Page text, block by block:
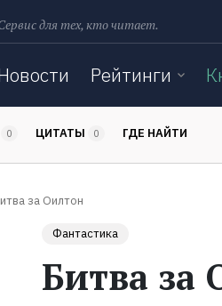
для тех, кто читает.
Рейтинги
0 ЦИТАТЫ 0 ГДЕ НАЙТИ
за Оилтон
Фантастика
Битва за